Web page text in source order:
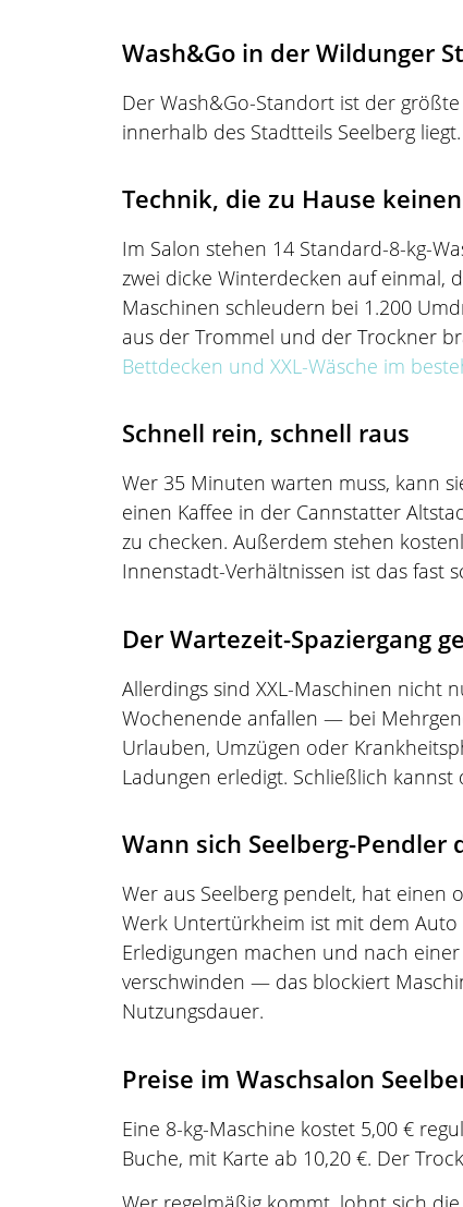
Wash&Go in der Wildunger
Der Wash&Go-Standort ist der
innerhalb des Stadtteils Seelberg
Technik, die zu Hause
Im Salon stehen 14 Standard-8-kg-
zwei dicke Winterdecken auf einmal,
Maschinen schleudern bei 1.200
aus der Trommel und der Trockner
Bettdecken und XXL-Wäsche im
Schnell rein, schnell raus
Wer 35 Minuten warten muss, kann
einen Kaffee in der Cannstatter
zu checken. Außerdem stehen
Innenstadt-Verhältnissen ist das fast
Der Wartezeit-Spaziergang
Allerdings sind XXL-Maschinen nicht
Wochenende anfallen — bei
Urlauben, Umzügen oder
Ladungen erledigt. Schließlich
Wann sich Seelberg-
Wer aus Seelberg pendelt, hat einen
Werk Untertürkheim ist mit dem
Erledigungen machen und nach
verschwinden — das blockiert
Nutzungsdauer.
Preise im Waschsalon
Eine 8-kg-Maschine kostet 5,00 €
Buche, mit Karte ab 10,20 €. Der